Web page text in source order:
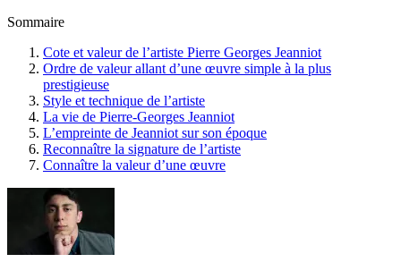
Sommaire
Cote et valeur de l’artiste Pierre Georges Jeanniot
Ordre de valeur allant d’une œuvre simple à la plus
prestigieuse
Style et technique de l’artiste
La vie de Pierre-Georges Jeanniot
L’empreinte de Jeanniot sur son époque
Reconnaître la signature de l’artiste
Connaître la valeur d’une œuvre